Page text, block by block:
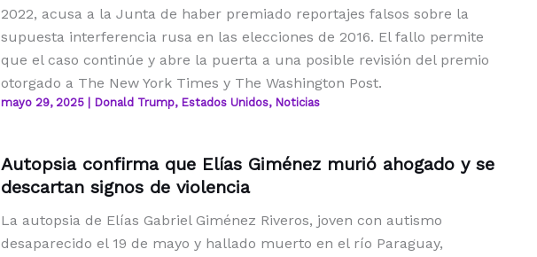
2022, acusa a la Junta de haber premiado reportajes falsos sobre la
supuesta interferencia rusa en las elecciones de 2016. El fallo permite
que el caso continúe y abre la puerta a una posible revisión del premio
otorgado a The New York Times y The Washington Post.
mayo 29, 2025 | Donald Trump, Estados Unidos, Noticias
Autopsia confirma que Elías Giménez murió ahogado y se
descartan signos de violencia
La autopsia de Elías Gabriel Giménez Riveros, joven con autismo
desaparecido el 19 de mayo y hallado muerto en el río Paraguay,